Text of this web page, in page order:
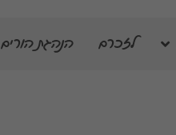
לזכרם הנהגת הורים